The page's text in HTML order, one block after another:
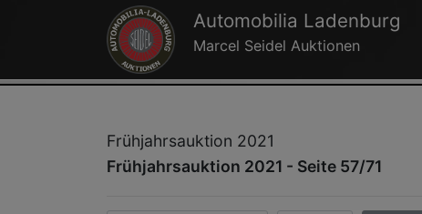
Automobilia Ladenburg
Marcel Seidel Auktionen
Frühjahrsauktion 2021
Frühjahrsauktion 2021 - Seite 57/71